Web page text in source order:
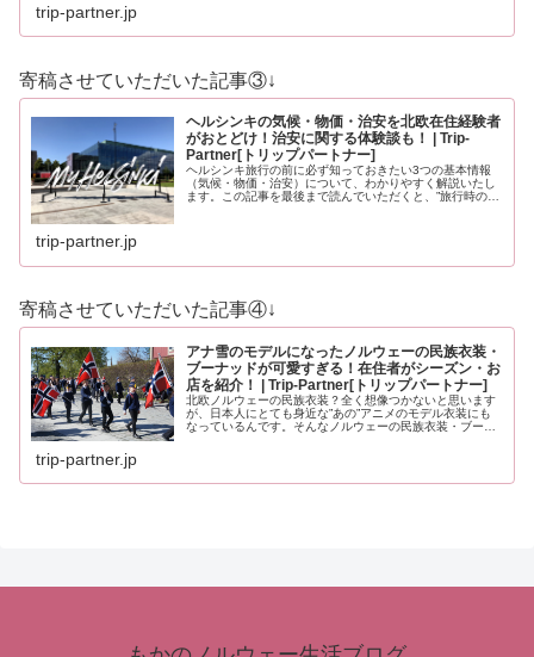
trip-partner.jp
寄稿させていただいた記事③↓
ヘルシンキの気候・物価・治安を北欧在住経験者
がおとどけ！治安に関する体験談も！ | Trip-
Partner[トリップパートナー]
ヘルシンキ旅行の前に必ず知っておきたい3つの基本情報
（気候・物価・治安）について、わかりやすく解説いたし
ます。この記事を最後まで読んでいただくと、”旅行時の服
trip-partner.jp
寄稿させていただいた記事④↓
アナ雪のモデルになったノルウェーの民族衣装・
ブーナッドが可愛すぎる！在住者がシーズン・お
店を紹介！ | Trip-Partner[トリップパートナー]
北欧ノルウェーの民族衣装？全く想像つかないと思います
が、日本人にとても身近な”あの”アニメのモデル衣装にも
なっているんです。そんなノルウェーの民族衣装・ブーナ
trip-partner.jp